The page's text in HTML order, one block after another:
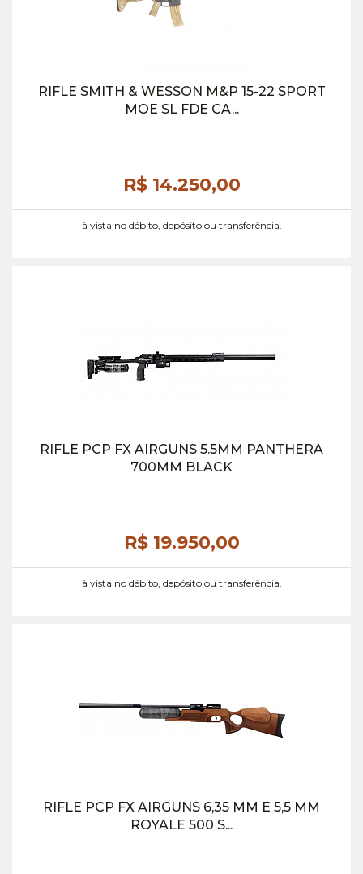
RIFLE SMITH & WESSON M&P 15-22 SPORT
MOE SL FDE CA...
R$ 14.250,00
à vista no débito, depósito ou transferência.
RIFLE PCP FX AIRGUNS 5.5MM PANTHERA
700MM BLACK
R$ 19.950,00
à vista no débito, depósito ou transferência.
RIFLE PCP FX AIRGUNS 6,35 MM E 5,5 MM
ROYALE 500 S...